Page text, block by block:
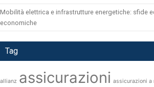
Mobilità elettrica e infrastrutture energetiche: sfide
economiche
Tag
allianz assicurazioni assicurazioni a